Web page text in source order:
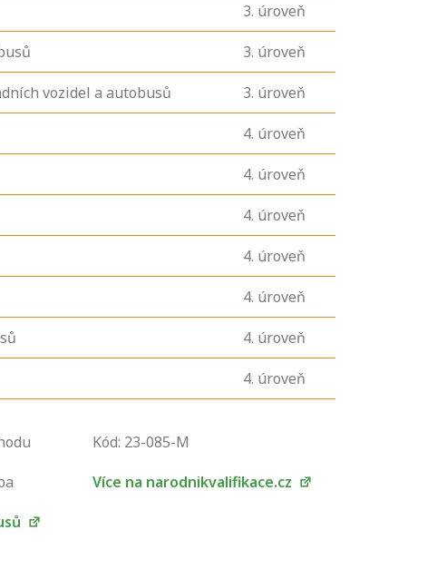
3. úroveň
3. úroveň
vozidel a autobusů 3. úroveň
4. úroveň
4. úroveň
4. úroveň
4. úroveň
4. úroveň
4. úroveň
4. úroveň
Kód: 23-085-M
Více na narodnikvalifikace.cz
U řady živností je
Pro které toto